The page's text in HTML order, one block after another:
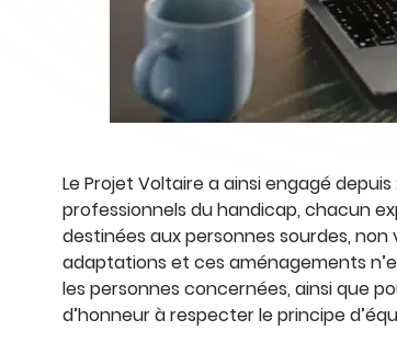
Le Projet Voltaire a ainsi engagé
professionnels du handicap, chacun
destinées aux personnes sourdes,
adaptations et ces aménagements
les personnes concernées, ainsi que
d’honneur à respecter le principe